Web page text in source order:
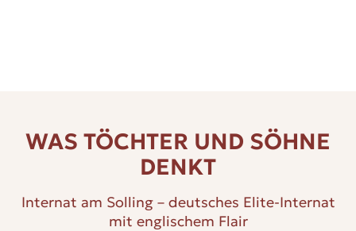
WAS TÖCHTER UND SÖHNE
DENKT
Internat am Solling – deutsches Elite-Internat
mit englischem Flair